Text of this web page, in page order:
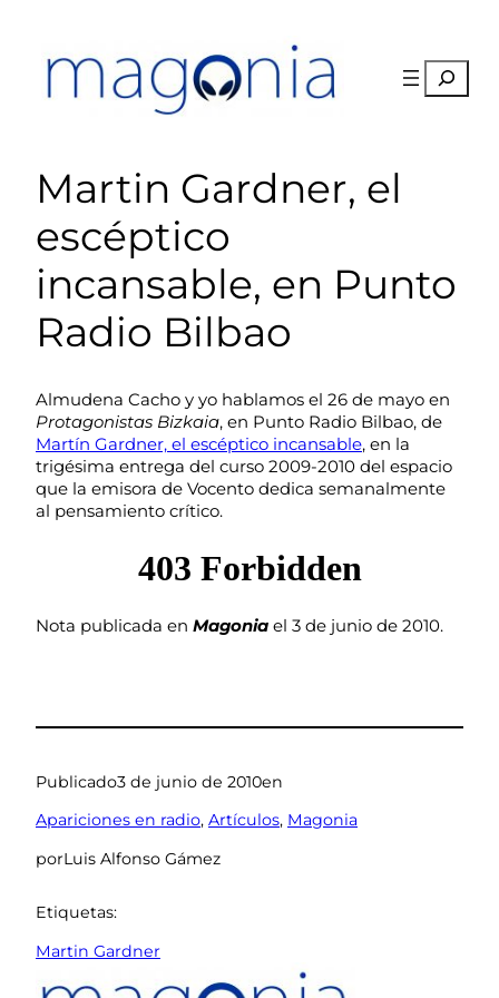
contenido
Buscar
Martin Gardner, el
escéptico
incansable, en Punto
Radio Bilbao
Almudena Cacho y yo hablamos el 26 de mayo en
Protagonistas Bizkaia, en Punto Radio Bilbao, de
Martín Gardner, el escéptico incansable, en la
trigésima entrega del curso 2009-2010 del espacio
que la emisora de Vocento dedica semanalmente
al pensamiento crítico.
Nota publicada en Magonia el 3 de junio de 2010.
Publicado3 de junio de 2010en
Apariciones en radio, Artículos, Magonia
porLuis Alfonso Gámez
Etiquetas:
Martin Gardner